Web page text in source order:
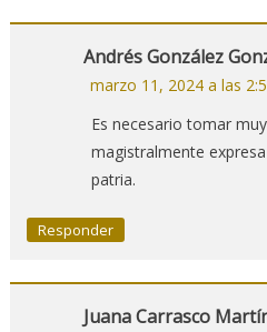
Andrés González
marzo 11, 2024 a las
Es necesario tomar
magistralmente
patria.
Responder
Juana Carrasco